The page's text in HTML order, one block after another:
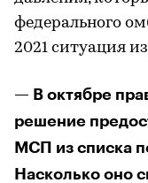
федерального
2021 ситуация
— В октябре
решение
МСП из списка
Насколько оно